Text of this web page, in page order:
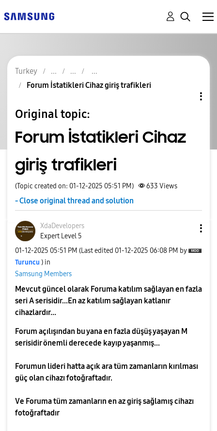
Turkey
Forum İstatikleri Cihaz giriş trafikleri
Original topic:
Forum İstatikleri Cihaz
giriş trafikleri
(Topic created on: 01-12-2025 05:51 PM) 633 Views
- Close original thread and solution
XdaDevelopers
Expert Level 5
‎01-12-2025 05:51 PM (Last edited ‎01-12-2025 06:08 PM by
Turuncu ) in
Samsung Members
Mevcut güncel olarak Foruma katılım sağlayan en fazla
seri A serisidir...En az katılım sağlayan katlanır
cihazlardır...
Forum açılışından bu yana en fazla düşüş yaşayan M
serisidir önemli derecede kayıp yaşanmış...
Forumun lideri hatta açık ara tüm zamanların kırılması
güç olan cihazı fotoğraftadır.
Ve Foruma tüm zamanların en az giriş sağlamış cihazı
fotoğraftadır